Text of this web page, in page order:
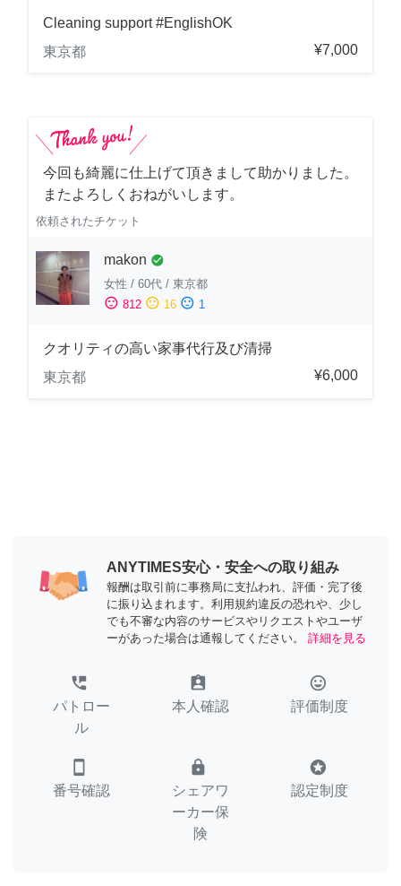
Cleaning support #EnglishOK
東京都
¥7,000
今回も綺麗に仕上げて頂きまして助かりました。
またよろしくおねがいします。
依頼されたチケット
makon check_circle
女性 / 60代 / 東京都
sentiment_satisfied 812 sentiment_neutral 16 sentiment_dissatisfied 1
クオリティの高い家事代行及び清掃
東京都
¥6,000
ANYTIMES安心・安全への取り組み
報酬は取引前に事務局に支払われ、評価・完了後
に振り込まれます。利用規約違反の恐れや、少し
でも不審な内容のサービスやリクエストやユーザ
ーがあった場合は通報してください。
詳細を見る
perm_phone_msg
パトロー
ル
assignment_ind
本人確認
tag_faces
評価制度
smartphone
番号確認
lock
シェアワ
ーカー保
険
stars
認定制度